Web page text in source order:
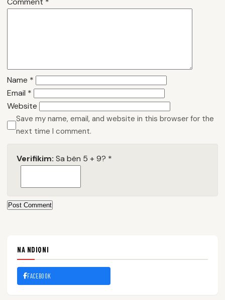
Name *
Email *
Website
Save my name, email, and website in this browser for the
next time I comment.
Verifikim: Sa bën 5 + 9? *
Post Comment
NA NDIQNI
FACEBOOK